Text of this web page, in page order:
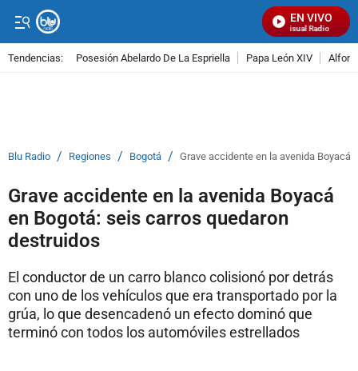
EN VIVO
Señal Visual Radio
Tendencias: Posesión Abelardo De La Espriella Papa León XIV
Blu Radio / Regiones / Bogotá / Grave accidente en la avenida Boyacá
Grave accidente en la avenida Boyacá
en Bogotá: seis carros quedaron
destruidos
El conductor de un carro blanco colisionó por detrás
con uno de los vehículos que era transportado por la
grúa, lo que desencadenó un efecto dominó que
terminó con todos los automóviles estrellados